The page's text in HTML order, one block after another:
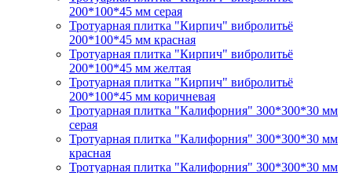
200*100*45 мм серая
Тротуарная плитка "Кирпич" вибролитьё
200*100*45 мм красная
Тротуарная плитка "Кирпич" вибролитьё
200*100*45 мм желтая
Тротуарная плитка "Кирпич" вибролитьё
200*100*45 мм коричневая
Тротуарная плитка "Калифорния" 300*300*30 мм
серая
Тротуарная плитка "Калифорния" 300*300*30 мм
красная
Тротуарная плитка "Калифорния" 300*300*30 мм